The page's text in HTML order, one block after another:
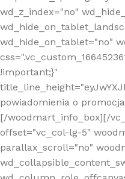
wd_z_index="no"
wd_hide_on_tablet="no"
!important;}"
powiadomienia o
[/woodmart_info_box][/
offset="vc_col-lg-5"
parallax_scroll="no"